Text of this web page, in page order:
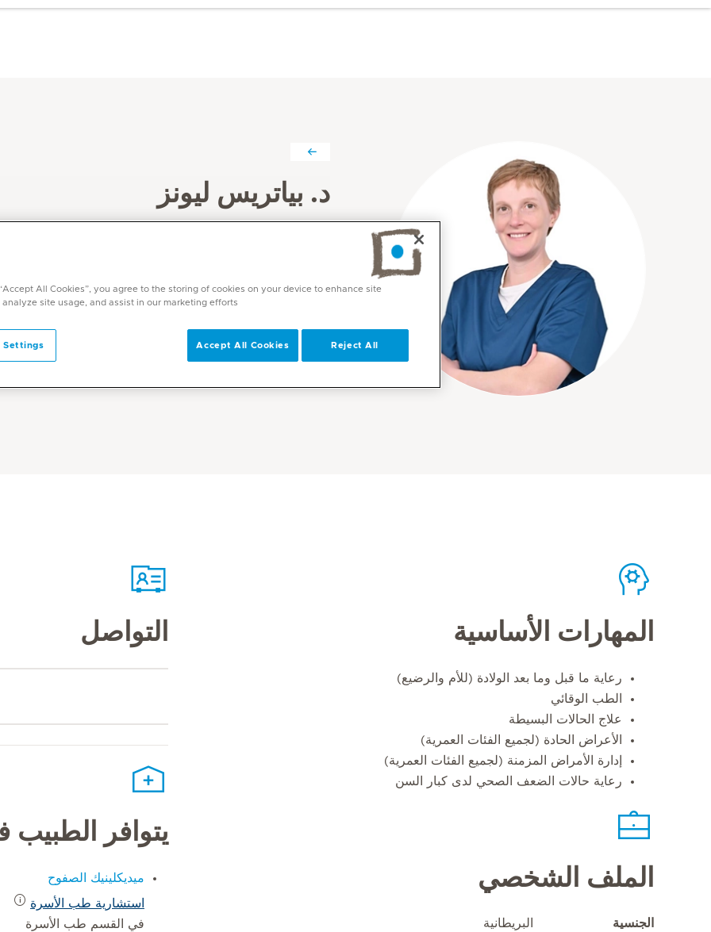
د. بياتريس ليونز
الإنجليزية، الفرنسية، الإسبانية
المهارات الأساسية
رعاية ما قبل وما بعد الولادة (للأم والرضيع)
الطب الوقائي
علاج الحالات البسيطة
الأعراض الحادة (لجميع الفئات العمرية)
إدارة الأمراض المزمنة (لجميع الفئات العمرية)
رعاية حالات الضعف الصحي لدى كبار السن
الملف الشخصي
الجنسية البريطانية
التواصل
يتوافر الطبيب
ميديكلينيك الصفوح
استشارية طب الأسرة
في القسم طب الأسرة
All Cookies”, you agree to the storing of cookies on your device to enhance site
analyze site usage, and assist in our marketing efforts.
Settings Reject All
Accept All Cookies